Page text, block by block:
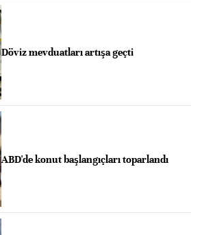
Döviz mevduatları artışa geçti
ABD'de konut başlangıçları toparlandı